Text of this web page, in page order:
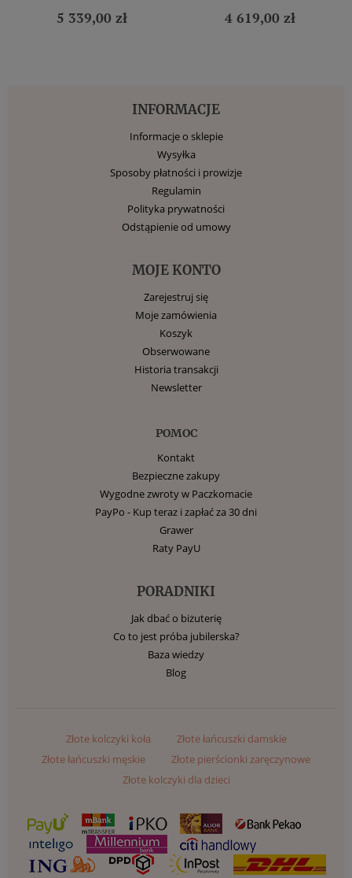
5 339,00 zł 4 619,00 zł
INFORMACJE
Informacje o sklepie
Wysyłka
Sposoby płatności i prowizje
Regulamin
Polityka prywatności
Odstąpienie od umowy
MOJE KONTO
Zarejestruj się
Moje zamówienia
Koszyk
Obserwowane
Historia transakcji
Newsletter
POMOC
Kontakt
Bezpieczne zakupy
Wygodne zwroty w Paczkomacie
PayPo - Kup teraz i zapłać za 30 dni
Grawer
Raty PayU
PORADNIKI
Jak dbać o biżuterię
Co to jest próba jubilerska?
Baza wiedzy
Blog
Złote kolczyki koła
Złote łańcuszki damskie
Złote łańcuszki męskie
Złote pierścionki zaręczynowe
Złote kolczyki dla dzieci